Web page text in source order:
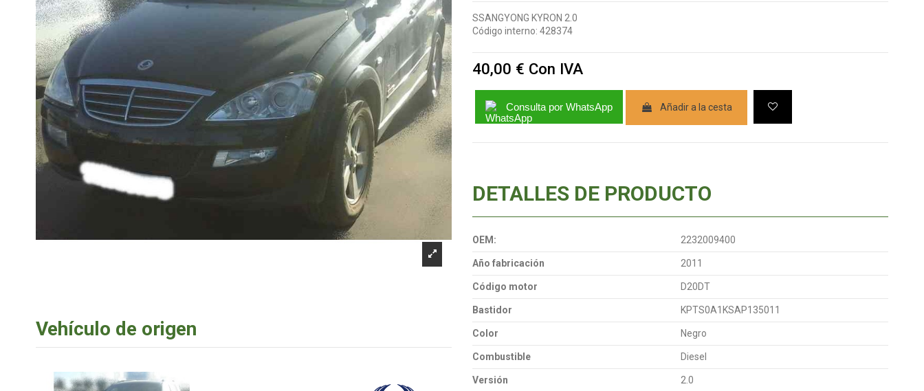
Vehículo de origen
SSANGYONG KYRON 2.0
Código interno: 428374
40,00 € Con IVA
Consulta por WhatsApp Añadir a la cesta
DETALLES DE PRODUCTO
OEM: 2232009400
Año fabricación 2011
Código motor D20DT
Bastidor KPTS0A1KSAP135011
Color Negro
Combustible Diesel
Versión 2.0